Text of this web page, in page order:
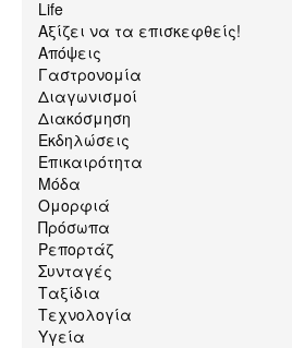
Life
Αξίζει να τα επισκεφθείς!
Απόψεις
Γαστρονομία
Διαγωνισμοί
Διακόσμηση
Εκδηλώσεις
Επικαιρότητα
Μόδα
Ομορφιά
Πρόσωπα
Ρεπορτάζ
Συνταγές
Ταξίδια
Τεχνολογία
Υγεία